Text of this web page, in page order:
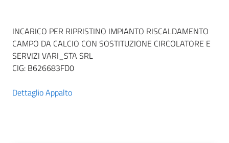
INCARICO PER RIPRISTINO IMPIANTO RISCALDAMENTO
CAMPO DA CALCIO CON SOSTITUZIONE CIRCOLATORE E
SERVIZI VARI_STA SRL
CIG: B626683FD0
Dettaglio Appalto